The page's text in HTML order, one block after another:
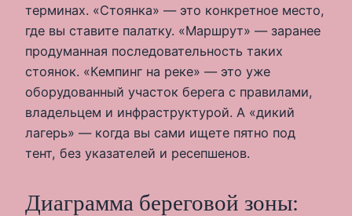
терминах. «Стоянка» — это конкретное место,
где вы ставите палатку. «Маршрут» — заранее
продуманная последовательность таких
стоянок. «Кемпинг на реке» — это уже
оборудованный участок берега с правилами,
владельцем и инфраструктурой. А «дикий
лагерь» — когда вы сами ищете пятно под
тент, без указателей и ресепшенов.
Диаграмма береговой зоны: